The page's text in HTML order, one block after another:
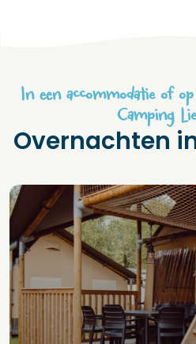
In een accommodatie of
Camping
Overnachten